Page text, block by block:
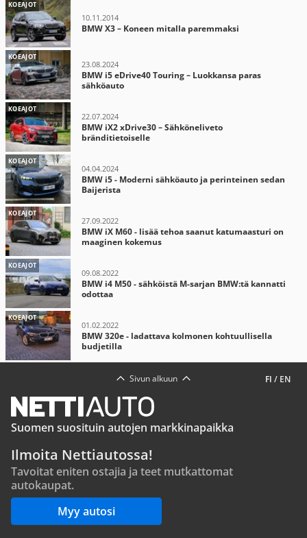
KOEAJOT
10.11.2014
BMW X3 – Koneen mitalla paremmaksi
KOEAJOT
23.08.2024
BMW i5 eDrive40 Touring – Luokkansa paras
sähköauto
KOEAJOT
22.07.2024
BMW iX2 xDrive30 – Sähköneliveto
bränditietoiselle
KOEAJOT
04.04.2024
BMW i5 - Moderni sähköauto ja perinteinen sedan
Baijerista
KOEAJOT
27.09.2022
BMW iX M60 - lisää tehoa saanut katumaasturi on
maaginen kokemus
KOEAJOT
09.08.2022
BMW i4 M50 - sähköistä M-sarjan BMW:tä kannatti
odottaa
KOEAJOT
01.02.2022
BMW 320e - ladattava kolmonen kohtuullisella
budjetilla
FI / EN
Sivun alkuun
Suomen suosituin autojen markkinapaikka
Ilmoita Nettiautossa!
Tavoitat eniten ostajia ja teet mutkattomat
autokaupat.
Myy autosi